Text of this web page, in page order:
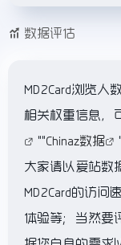
数据评估
MD2Card浏览人
相关权重信息，
""Chinaz数据
大家请以爱站数
MD2Card的访问
体验等；当然要